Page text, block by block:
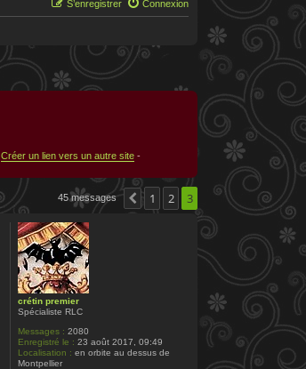
Connexion
S’enregistrer
Créer un lien vers un autre site -
45 messages Précédente
1 2 3
crétin premier
Spécialiste RLC
Messages : 2080
Enregistré le : 23 août 2017, 09:49
Localisation : en orbite au dessus de
Montpellier